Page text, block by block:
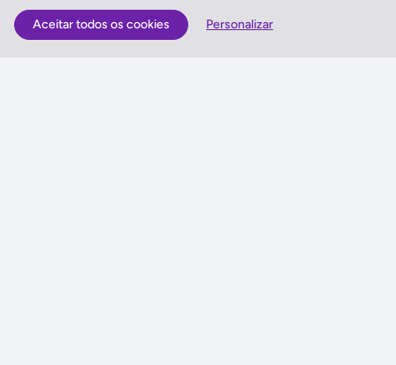
Aceitar todos os cookies Personalizar
Política de Privacidade